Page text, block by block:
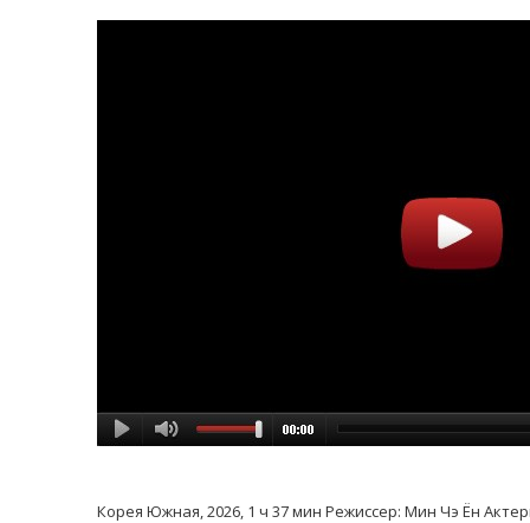
Корея Южная, 2026, 1 ч 37 мин Режиссер: Мин Чэ Ён